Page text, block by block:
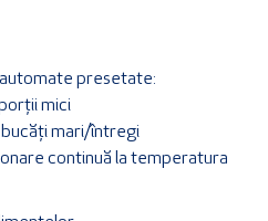
presetate:
mici
bucăți mari/întregi
continuă la temperatura